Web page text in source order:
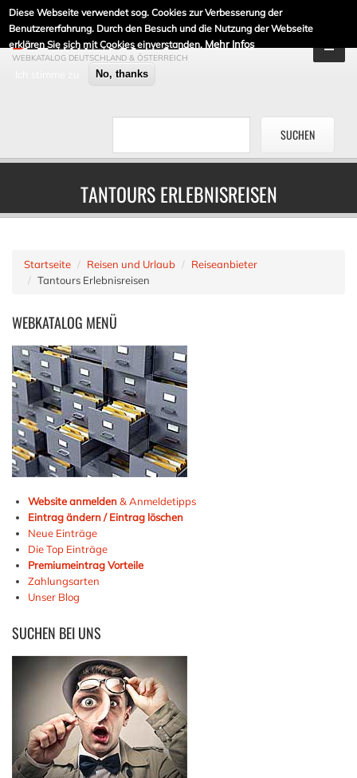
Diese Webseite verwendet sog. Cookies zur Verbesserung der
Benutzererfahrung. Durch den Besuch und die Nutzung der Webseite
erklären Sie sich mit Cookies einverstanden. Mehr Infos
No, thanks
DE-LINKLISTE.DE
WEBKATALOG DEUTSCHLAND & ÖSTERREICH
TANTOURS ERLEBNISREISEN
Startseite Reisen und Urlaub
Reiseanbieter
Tantours Erlebnisreisen
WEBKATALOG MENÜ
Website anmelden& Anmeldetipps
Eintrag ändern / Eintrag löschen
Neue Einträge
Die Top Einträge
Premiumeintrag Vorteile
Zahlungsarten
Unser Blog
SUCHEN BEI UNS